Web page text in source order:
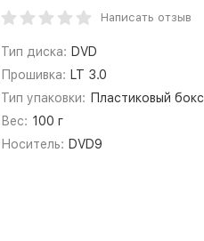
Написать отзыв
Тип диска: DVD
Прошивка: LT 3.0
Тип упаковки: Пластиковый бокс
Вес: 100 г
Носитель: DVD9